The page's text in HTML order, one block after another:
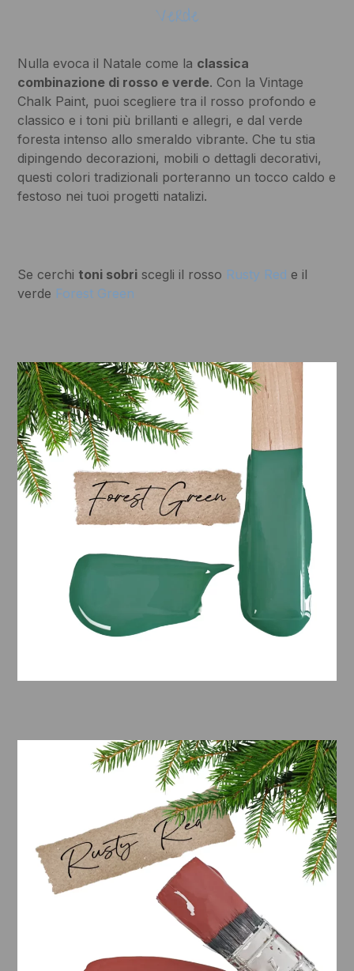
Verde
Nulla evoca il Natale come la classica
combinazione di rosso e verde. Con la Vintage
Chalk Paint, puoi scegliere tra il rosso profondo e
classico e i toni più brillanti e allegri, e dal verde
foresta intenso allo smeraldo vibrante. Che tu stia
dipingendo decorazioni, mobili o dettagli decorativi,
questi colori tradizionali porteranno un tocco caldo e
festoso nei tuoi progetti natalizi.
Se cerchi toni sobri scegli il rosso Rusty Red e il
verde Forest Green